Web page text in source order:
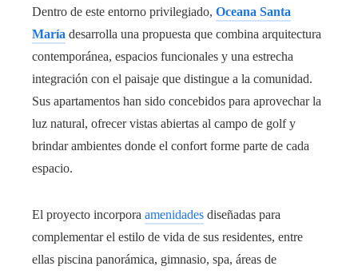
Dentro de este entorno privilegiado, Oceana Santa
María desarrolla una propuesta que combina arquitectura
contemporánea, espacios funcionales y una estrecha
integración con el paisaje que distingue a la comunidad.
Sus apartamentos han sido concebidos para aprovechar la
luz natural, ofrecer vistas abiertas al campo de golf y
brindar ambientes donde el confort forme parte de cada
espacio.
El proyecto incorpora amenidades diseñadas para
complementar el estilo de vida de sus residentes, entre
ellas piscina panorámica, gimnasio, spa, áreas de